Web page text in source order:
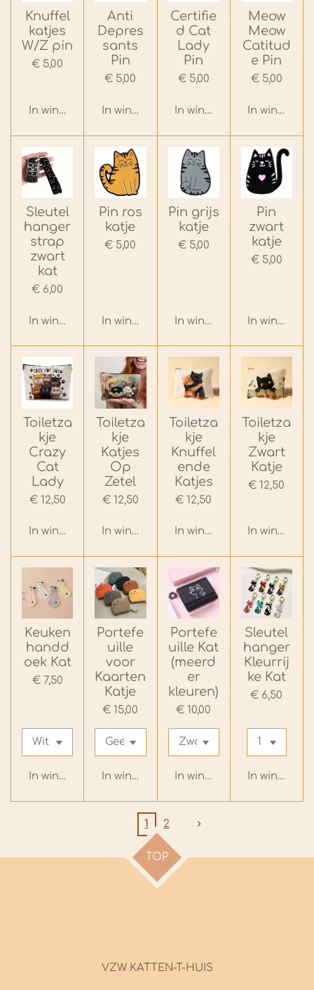
Knuffel
katjes
W/Z pin
€ 5,00
In winkelwagen
Anti
Depres
sants
Pin
€ 5,00
In winkelwagen
Certifie
d Cat
Lady
Pin
€ 5,00
In winkelwagen
Meow
Meow
Catitud
e Pin
€ 5,00
In
Sleutel
hanger
strap
zwart
kat
€ 6,00
In winkelwagen
Pin ros
katje
€ 5,00
In winkelwagen
Pin grijs
katje
€ 5,00
In winkelwagen
Pin
zwart
katje
€ 5,00
In
Toiletza
kje
Crazy
Cat
Lady
€ 12,50
In winkelwagen
Toiletza
kje
Katjes
Op
Zetel
€ 12,50
In winkelwagen
Toiletza
kje
Knuffel
ende
Katjes
€ 12,50
In winkelwagen
Toiletza
kje
Zwart
Katje
€ 12,50
In
Keuken
handd
oek Kat
€ 7,50
In winkelwagen
Portefe
uille
voor
Kaarten
Katje
€ 15,00
In winkelwagen
Portefe
uille Kat
(meerd
er
kleuren)
€ 10,00
In winkelwagen
Sleutel
hanger
Kleurrij
ke Kat
€ 6,50
In
1 2
TOP
VZW KATTEN-T-HUIS